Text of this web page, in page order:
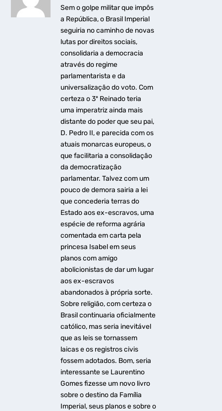
Sem o golpe militar que impôs
a República, o Brasil Imperial
seguiria no caminho de novas
lutas por direitos sociais,
consolidaria a democracia
através do regime
parlamentarista e da
universalização do voto. Com
certeza o 3º Reinado teria
uma imperatriz ainda mais
distante do poder que seu pai,
D. Pedro II, e parecida com os
atuais monarcas europeus, o
que facilitaria a consolidação
da democratização
parlamentar. Talvez com um
pouco de demora sairia a lei
que concederia terras do
Estado aos ex-escravos, uma
espécie de reforma agrária
comentada em carta pela
princesa Isabel em seus
planos com amigo
abolicionistas de dar um lugar
aos ex-escravos
abandonados à própria sorte.
Sobre religião, com certeza o
Brasil continuaria oficialmente
católico, mas seria inevitável
que as leis se tornassem
laicas e os registros civis
fossem adotados. Bom, seria
interessante se Laurentino
Gomes fizesse um novo livro
sobre o destino da Família
Imperial, seus planos e sobre o